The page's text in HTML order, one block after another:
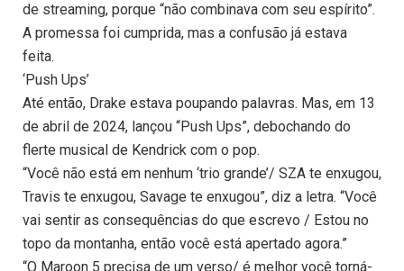
de streaming, porque “não combinava com seu espírito”.
A promessa foi cumprida, mas a confusão já estava
feita.
‘Push Ups’
Até então, Drake estava poupando palavras. Mas, em 13
de abril de 2024, lançou “Push Ups”, debochando do
flerte musical de Kendrick com o pop.
“Você não está em nenhum ‘trio grande’/ SZA te enxugou,
Travis te enxugou, Savage te enxugou”, diz a letra. “Você
vai sentir as consequências do que escrevo / Estou no
topo da montanha, então você está apertado agora.”
“O Maroon 5 precisa de um verso/ é melhor você torná-